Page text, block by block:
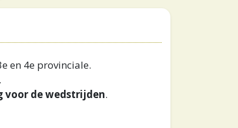
en 4e provinciale.
voor de wedstrijden.